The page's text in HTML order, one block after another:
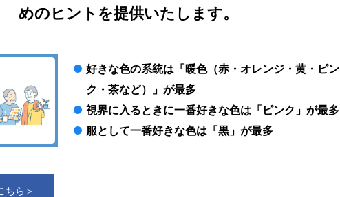
めのヒントを提供いたします。
好きな色の系統は「暖色（赤・オレンジ・黄・ピン
ク・茶など）」が最多
視界に入るときに一番好きな色は「ピンク」が最多
服として一番好きな色は「黒」が最多
ちら＞